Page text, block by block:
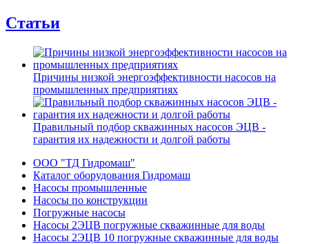
Статьи
Причины низкой энергоэффективности насосов на
промышленных предприятиях
Правильный подбор скважинных насосов ЭЦВ -
гарантия их надежности и долгой работы
ООО "ТД Гидромаш"
Каталог оборудования Гидромаш
Насосы промышленные
Насосы по конструкции
Погружные насосы
Насосы 2ЭЦВ погружные скважинные для воды
Насосы 2ЭЦВ 10 погружные скважинные для воды